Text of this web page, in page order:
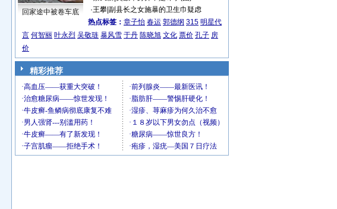
回家途中被卷车底
·王攀| 副县长之女施暴的卫生巾疑虑
热点标签： 章子怡 春运 郭德纲 315 明星代
言 何智丽 叶永烈 吴敬琏 暴风雪 于丹 陈晓旭 文化 票价 孔子 房
价
精彩推荐